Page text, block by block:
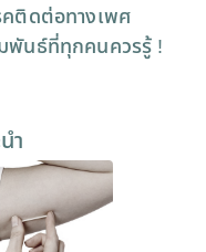
คติดต่อทางเพศ
พันธ์ที่ทุกคนควรรู้ !
ำ